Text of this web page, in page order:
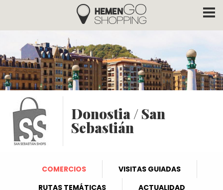
Pasar al contenido principal
Hemengo Shopping
Donostia / San
Sebastián
COMERCIOS
VISITAS GUIADAS
RUTAS TEMÁTICAS
ACTUALIDAD